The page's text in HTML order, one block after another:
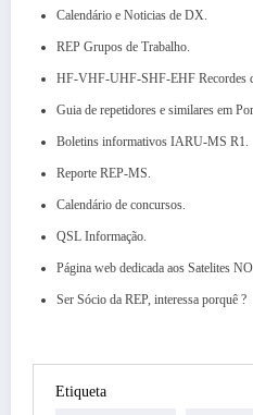
Calendário e Noticias de DX.
REP Grupos de Trabalho.
HF-VHF-UHF-SHF-EHF Recordes
Guia de repetidores e similares em
Boletins informativos IARU-MS R1.
Reporte REP-MS.
Calendário de concursos.
QSL Informação.
Página web dedicada aos Satelites
Ser Sócio da REP, interessa porquê ?
Etiqueta